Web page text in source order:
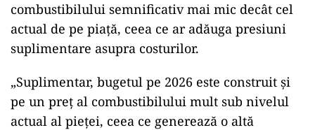
combustibilului semnificativ mai mic decât cel
actual de pe piață, ceea ce ar adăuga presiuni
suplimentare asupra costurilor.
„Suplimentar, bugetul pe 2026 este construit și
pe un preț al combustibilului mult sub nivelul
actual al pieței, ceea ce generează o altă